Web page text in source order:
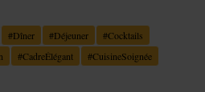
#Dîner #Déjeuner #Cocktails
#CadreÉlégant #CuisineSoignée